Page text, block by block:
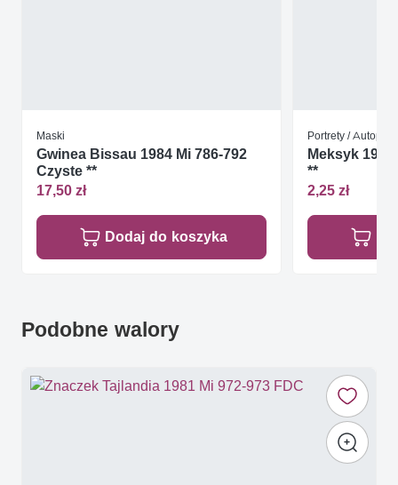
Maski
Gwinea Bissau 1984 Mi 786-792
Czyste **
17,50 zł
Dodaj do koszyka
Portrety /
Meksyk
**
2,25 zł
Podobne walory